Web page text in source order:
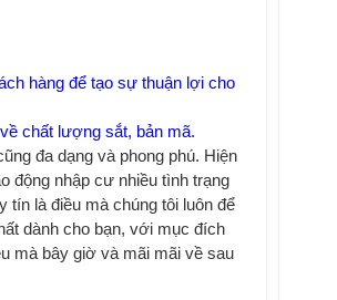
hàng để tạo sự thuận lợi cho
chất lượng sắt, bản mã.
đa dạng và phong phú. Hiện
động nhập cư nhiều tình trạng
tín là điều mà chúng tôi luôn để
dành cho bạn, với mục đích
mà bây giờ và mãi mãi về sau